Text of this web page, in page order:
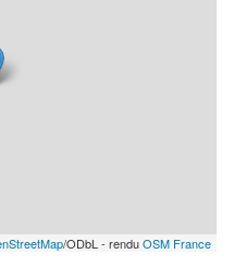
/ODbL - renduOSM France